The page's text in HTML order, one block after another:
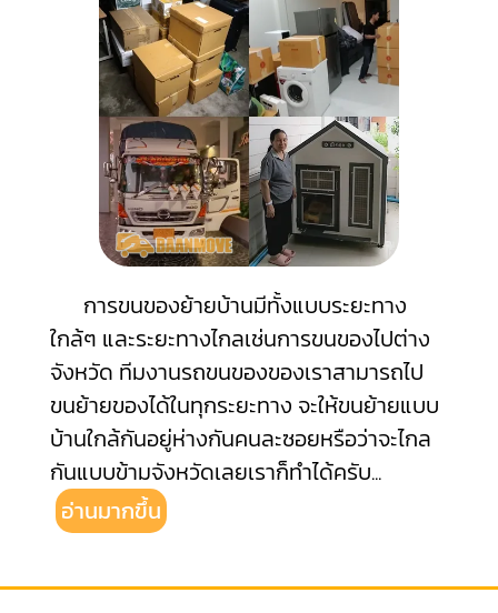
การขนของย้ายบ้านมีทั้งแบบระยะทาง
ใกล้ๆ และระยะทางไกลเช่นการขนของไปต่าง
จังหวัด ทีมงานรถขนของของเราสามารถไป
ขนย้ายของได้ในทุกระยะทาง จะให้ขนย้ายแบบ
บ้านใกล้กันอยู่ห่างกันคนละซอยหรือว่าจะไกล
กันแบบข้ามจังหวัดเลยเราก็ทำได้ครับ...
อ่านมากขึ้น